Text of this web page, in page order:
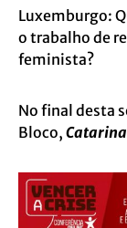
Luxemburgo:
o trabalho de
feminista?
No final desta
Bloco,